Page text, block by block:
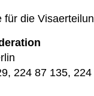
die
224 87 135,